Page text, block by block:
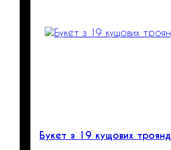
Букет з 19 кущових троянд